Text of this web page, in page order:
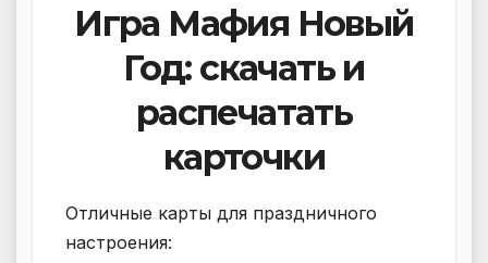
Игра Мафия Новый
Год: скачать и
распечатать
карточки
Отличные карты для праздничного
настроения: